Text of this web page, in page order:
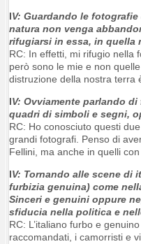
IV: Guardando le
natura non venga
rifugiarsi in essa, in quella
RC: In effetti, mi rifugio nella
però sono le mie e non
distruzione della nostra terra
IV: Ovviamente parlando
quadri di simboli e segni,
RC: Ho conosciuto questi
grandi fotografi. Penso di
Fellini, ma anche in quelli
IV: Tornando alle scene di
furbizia genuina) come
Sinceri e genuini oppure
sfiducia nella politica e
RC: L’italiano furbo e
raccomandati, i camorristi e